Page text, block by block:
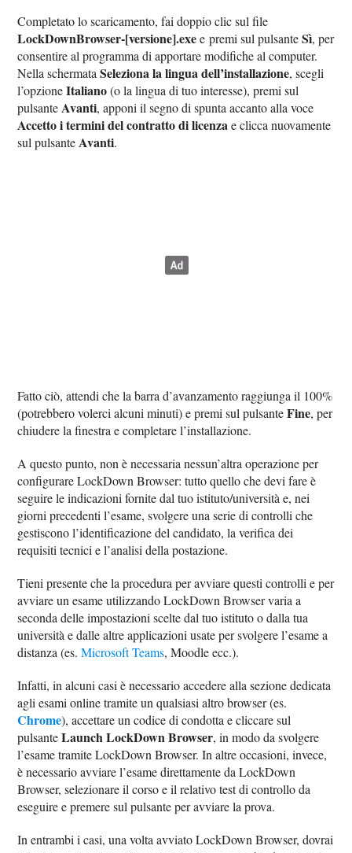
Completato lo scaricamento, fai doppio clic sul file
LockDownBrowser-[versione].exee premi sul pulsanteSì, per
consentire al programma di apportare modifiche al computer.
Nella schermataSeleziona la lingua dell’installazione, scegli
l’opzioneItaliano(o la lingua di tuo interesse), premi sul
pulsante Avanti, apponi il segno di spunta accanto alla voce
Accetto i termini del contratto di licenzae clicca nuovamente
sul pulsante Avanti.
Fatto ciò, attendi che la barra d’avanzamento raggiunga il 100%
(potrebbero volerci alcuni minuti) e premi sul pulsanteFine, per
chiudere la finestra e completare l’installazione.
A questo punto, non è necessaria nessun’altra operazione per
configurare LockDown Browser: tutto quello che devi fare è
seguire le indicazioni fornite dal tuo istituto/università e, nei
giorni precedenti l’esame, svolgere una serie di controlli che
gestiscono l’identificazione del candidato, la verifica dei
requisiti tecnici e l’analisi della postazione.
Tieni presente che la procedura per avviare questi controlli e per
avviare un esame utilizzando LockDown Browser varia a
seconda delle impostazioni scelte dal tuo istituto o dalla tua
università e dalle altre applicazioni usate per svolgere l’esame a
distanza (es.Microsoft Teams, Moodle ecc.).
Infatti, in alcuni casi è necessario accedere alla sezione dedicata
agli esami online tramite un qualsiasi altro browser (es.
Chrome), accettare un codice di condotta e cliccare sul
pulsanteLaunch LockDown Browser, in modo da svolgere
l’esame tramite LockDown Browser. In altre occasioni, invece,
è necessario avviare l’esame direttamente da LockDown
Browser, selezionare il corso e il relativo test di controllo da
eseguire e premere sul pulsante per avviare la prova.
In entrambi i casi, una volta avviato LockDown Browser, dovrai